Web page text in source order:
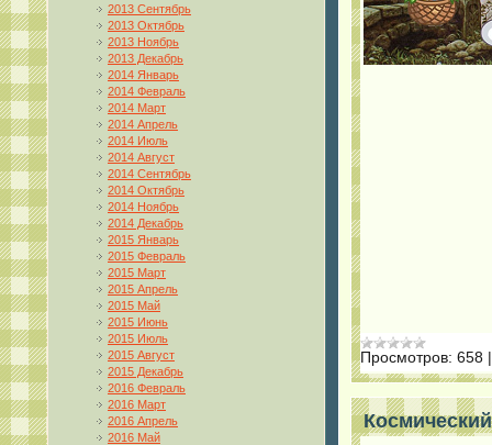
2013 Сентябрь
2013 Октябрь
2013 Ноябрь
2013 Декабрь
2014 Январь
2014 Февраль
2014 Март
2014 Апрель
2014 Июль
2014 Август
2014 Сентябрь
2014 Октябрь
2014 Ноябрь
2014 Декабрь
2015 Январь
2015 Февраль
2015 Март
2015 Апрель
2015 Май
2015 Июнь
2015 Июль
2015 Август
2015 Декабрь
2016 Февраль
2016 Март
2016 Апрель
2016 Май
Просмотров: 658